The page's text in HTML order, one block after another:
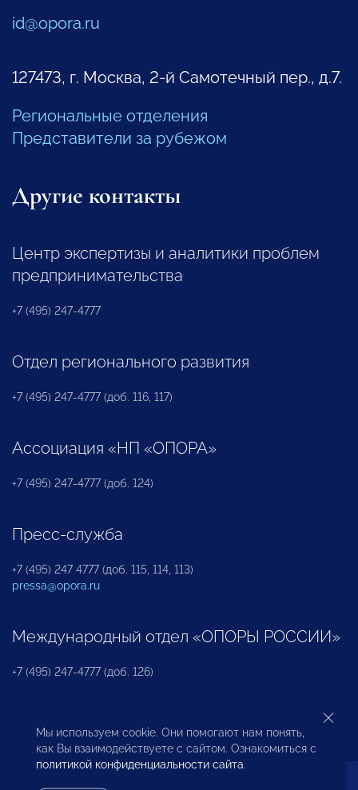
id@opora.ru
127473, г. Москва, 2-й Самотечный пер., д.7.
Региональные отделения
Представители за рубежом
Другие контакты
Центр экспертизы и аналитики проблем
предпринимательства
+7 (495) 247-4777
Отдел регионального развития
+7 (495) 247-4777 (доб. 116, 117)
Ассоциация «НП «ОПОРА»
+7 (495) 247-4777 (доб. 124)
Пресс-служба
+7 (495) 247 4777 (доб. 115, 114, 113)
pressa@opora.ru
Международный отдел «ОПОРЫ РОССИИ»
+7 (495) 247-4777 (доб. 126)
Бюро по защите прав предпринимателей и
инвесторов
Мы используем cookie. Они помогают нам понять,
как Вы взаимодействуете с сайтом. Ознакомиться с
политикой конфиденциальности сайта.